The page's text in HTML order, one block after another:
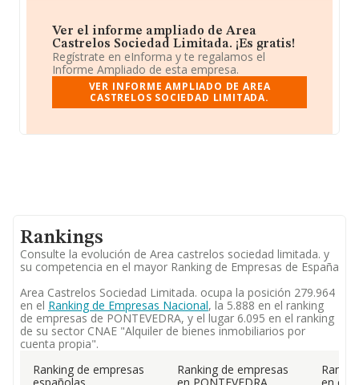
Ver el informe ampliado de Area
Castrelos Sociedad Limitada. ¡Es gratis!
Regístrate en eInforma y te regalamos el
Informe Ampliado de esta empresa.
VER INFORME AMPLIADO DE AREA
CASTRELOS SOCIEDAD LIMITADA.
Rankings
Consulte la evolución de Area castrelos sociedad limitada. y
su competencia en el mayor Ranking de Empresas de España
Area Castrelos Sociedad Limitada. ocupa la posición 279.964
en el Ranking de Empresas Nacional, la 5.888 en el ranking
de empresas de PONTEVEDRA, y el lugar 6.095 en el ranking
de su sector CNAE "Alquiler de bienes inmobiliarios por
cuenta propia".
Ranking de empresas
Ranking de empresas